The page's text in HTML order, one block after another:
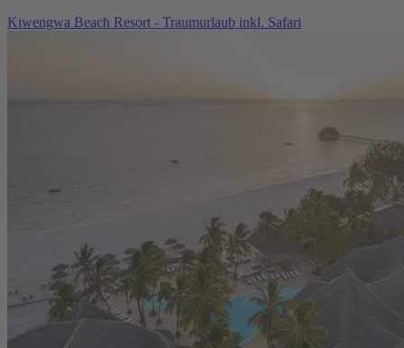
Kiwengwa Beach Resort - Traumurlaub inkl. Safari